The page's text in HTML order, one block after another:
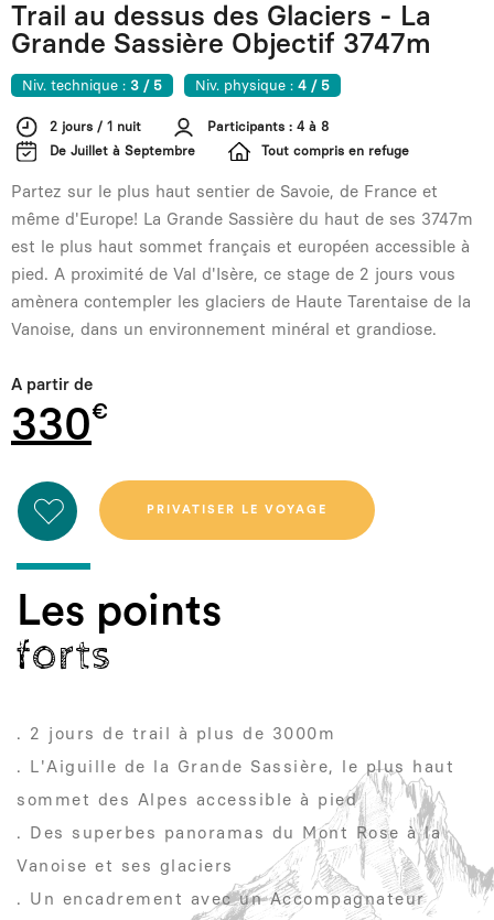
Trail au dessus des Glaciers - La
Grande Sassière Objectif 3747m
Niv. technique : 3 / 5 Niv. physique : 4 / 5
2 jours / 1 nuit
Participants : 4 à 8
De Juillet à Septembre
Tout compris en refuge
Partez sur le plus haut sentier de Savoie, de France et
même d'Europe! La Grande Sassière du haut de ses 3747m
est le plus haut sommet français et européen accessible à
pied. A proximité de Val d'Isère, ce stage de 2 jours vous
amènera contempler les glaciers de Haute Tarentaise de la
Vanoise, dans un environnement minéral et grandiose.
A partir de
330
Les points
forts
. 2 jours de trail à plus de 3000m
. L'Aiguille de la Grande Sassière, le plus haut
sommet des Alpes accessible à pied
. Des superbes panoramas du Mont Rose à la
Vanoise et ses glaciers
. Un encadrement avec un Accompagnateur